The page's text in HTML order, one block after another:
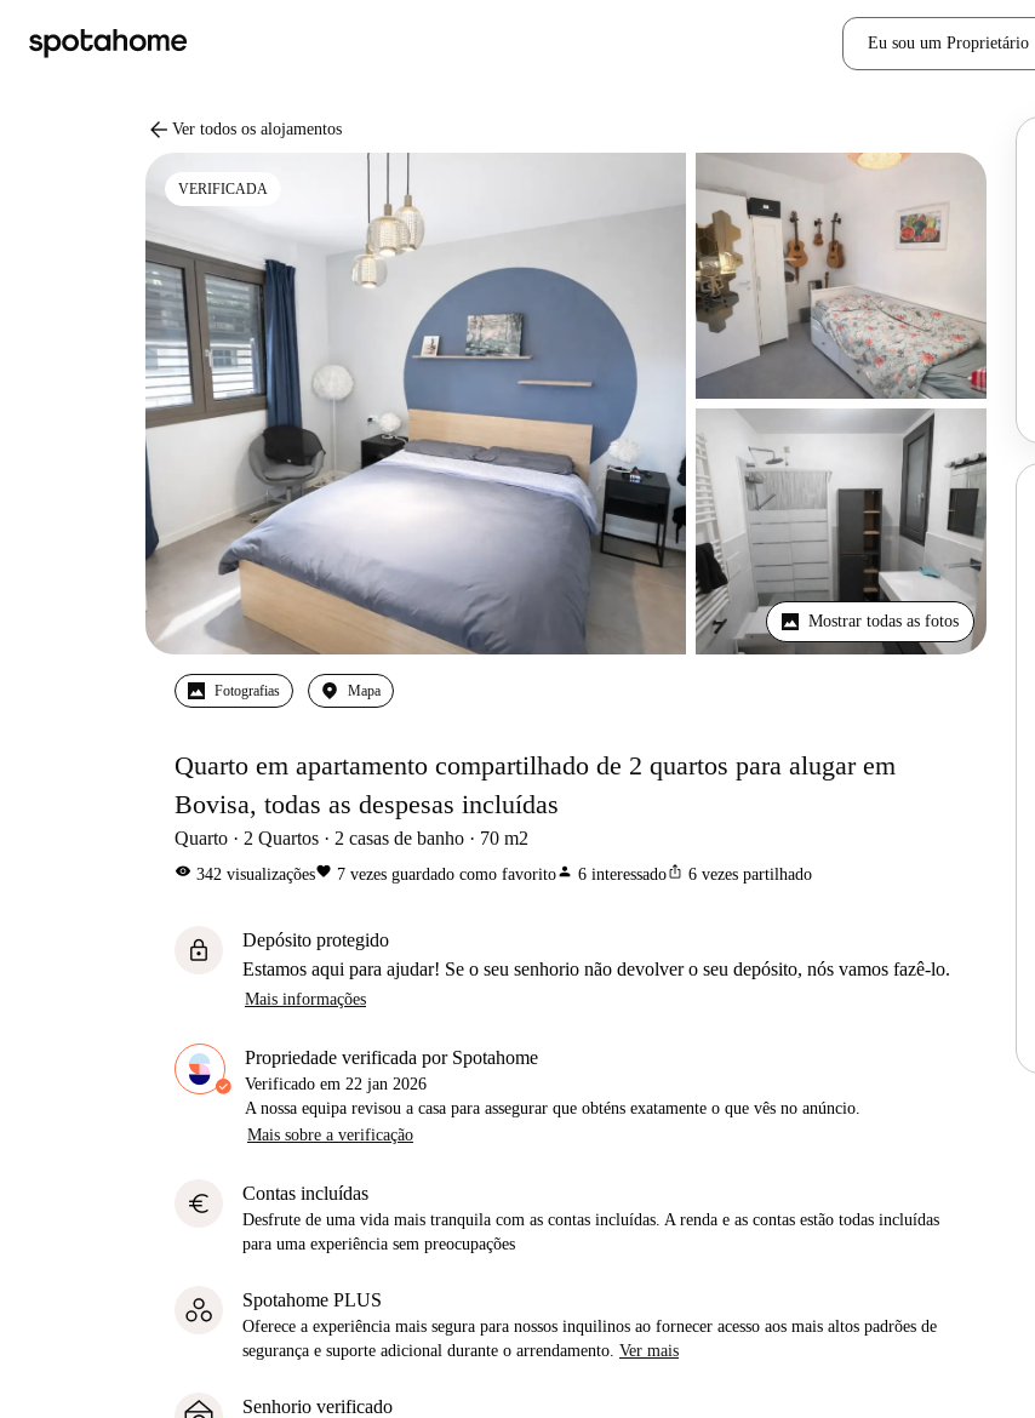
Eu sou um Proprietário
arrow_back Ver todos os alojamentos
VERIFICADA
Mostrar todas as fotos
Fotografias Mapa
Quarto em apartamento compartilhado de 2 quartos para alugar em
Bovisa, todas as despesas incluídas
Quarto 2 Quartos 2 casas de banho 70 m2
visibility 342 visualizaçõesfavorite 7 vezes guardado como favoritoperson 6 interessadoios_share 6 vezes partilhado
lock
Depósito protegido
Estamos aqui para ajudar! Se o seu senhorio não devolver o seu depósito, nós vamos fazê-lo.
Mais informações
Propriedade verificada por Spotahome
Verificado em 22 jan 2026
A nossa equipa revisou a casa para assegurar que obténs exatamente o que vês no anúncio.
Mais sobre a verificação
euro Contas incluídas
Desfrute de uma vida mais tranquila com as contas incluídas. A renda e as contas estão todas incluídas
para uma experiência sem preocupações
Spotahome PLUS
Oferece a experiência mais segura para nossos inquilinos ao fornecer acesso aos mais altos padrões de
segurança e suporte adicional durante o arrendamento. Ver mais
Senhorio verificado